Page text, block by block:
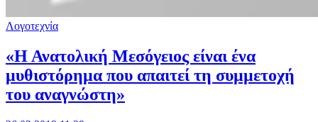
Λογοτεχνία
«Η Ανατολική Μεσόγειος είναι ένα
μυθιστόρημα που απαιτεί τη συμμετοχή
του αναγνώστη»